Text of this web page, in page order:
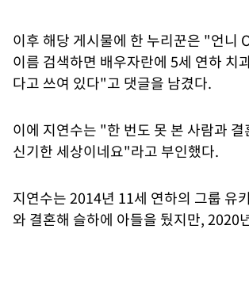
이후 해당 게시물에 한 누리꾼은 "언니
이름 검색하면 배우자란에 5세 연하 치
다고 쓰여 있다"고 댓글을 남겼다.
이에 지연수는 "한 번도 못 본 사람과 결
신기한 세상이네요"라고 부인했다.
지연수는 2014년 11세 연하의 그룹 유
와 결혼해 슬하에 아들을 뒀지만, 2020